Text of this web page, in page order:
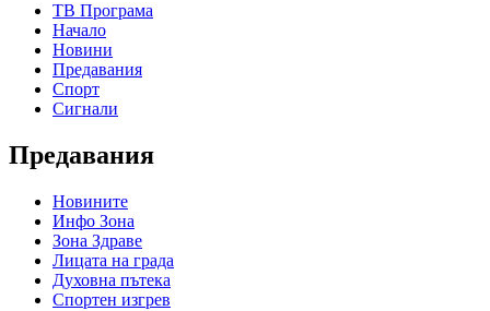
ТВ Програма
Начало
Новини
Предавания
Спорт
Сигнали
Предавания
Новините
Инфо Зона
Зона Здраве
Лицата на града
Духовна пътека
Спортен изгрев